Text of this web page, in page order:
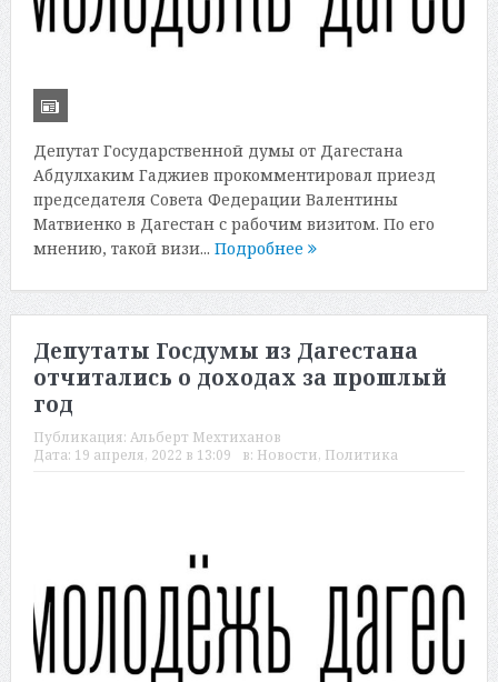
Депутат Государственной думы от Дагестана
Абдулхаким Гаджиев прокомментировал приезд
председателя Совета Федерации Валентины
Матвиенко в Дагестан с рабочим визитом. По его
мнению, такой визи... Подробнее
Депутаты Госдумы из Дагестана
отчитались о доходах за прошлый
год
Публикация: Альберт Мехтиханов
Дата: 19 апреля, 2022 в 13:09 в: Новости, Политика